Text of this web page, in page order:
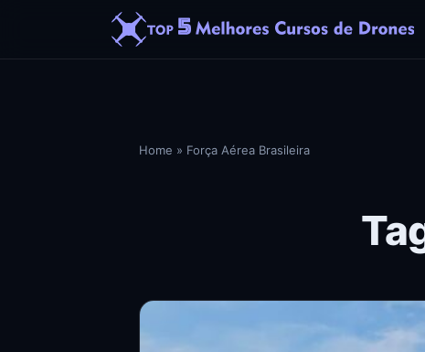
Home » Força Aérea Brasileira